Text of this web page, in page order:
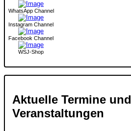
WhatsApp Channel
Instagram Channel
Facebook Channel
WSJ-Shop
Aktuelle Termine und
Veranstaltungen